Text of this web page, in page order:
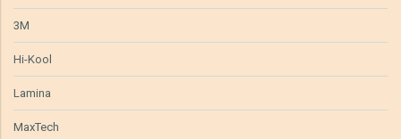
3M
Hi-Kool
Lamina
MaxTech